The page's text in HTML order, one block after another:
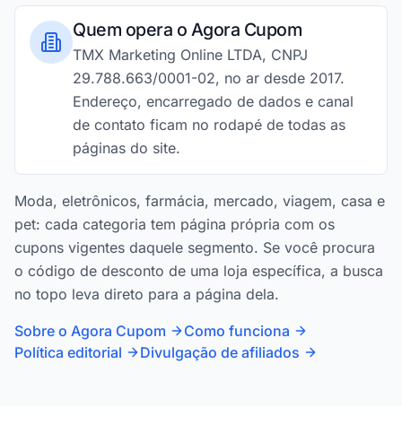
Quem opera o Agora Cupom
TMX Marketing Online LTDA, CNPJ
29.788.663/0001-02, no ar desde 2017.
Endereço, encarregado de dados e canal
de contato ficam no rodapé de todas as
páginas do site.
Moda, eletrônicos, farmácia, mercado, viagem, casa e
pet: cada categoria tem página própria com os
cupons vigentes daquele segmento. Se você procura
o código de desconto de uma loja específica, a busca
no topo leva direto para a página dela.
Sobre o Agora Cupom
Como funciona
Política editorial
Divulgação de afiliados